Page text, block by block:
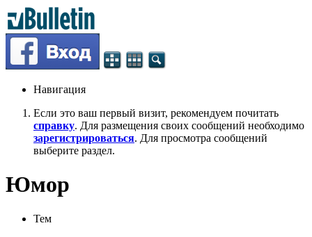
Навигация
Если это ваш первый визит, рекомендуем почитать
справку. Для размещения своих сообщений необходимо
зарегистрироваться. Для просмотра сообщений
выберите раздел.
Юмор
Тем